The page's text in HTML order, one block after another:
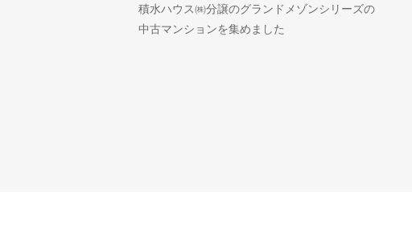
積水ハウス㈱分譲のグランドメゾンシリーズの
中古マンションを集めました